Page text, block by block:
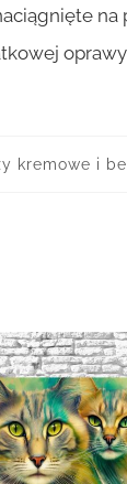
kremowe i